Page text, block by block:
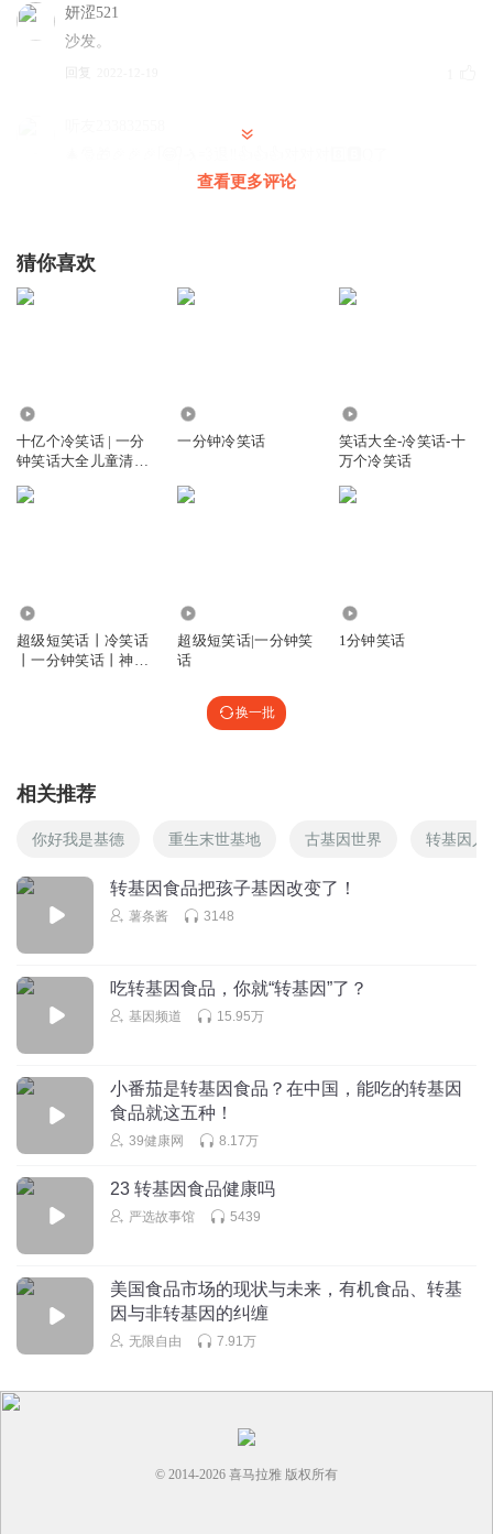
妍涩521
沙发。
回复
使劲盖楼
查看更多评论
猜你喜欢
十亿个冷笑话 | 一分
钟笑话大全儿童清新
一分钟冷笑话
笑话大全-冷笑话-十
万个冷笑话
超级短笑话丨冷笑话
丨一分钟笑话丨神回
超级短笑话|一分钟笑
话
1分钟笑话
换一批
相关推荐
你好我是基德 重生末世基地 古基因世界 转基因人
转基因食品把孩子基因改变了！
薯条酱 3148
吃转基因食品，你就“转基因”了？
基因频道 15.95万
小番茄是转基因食品？在中国，能吃的转基因
食品就这五种！
39健康网 8.17万
23 转基因食品健康吗
严选故事馆 5439
美国食品市场的现状与未来，有机食品、转基
因与非转基因的纠缠
无限自由 7.91万
© 2014-2026 喜马拉雅 版权所有